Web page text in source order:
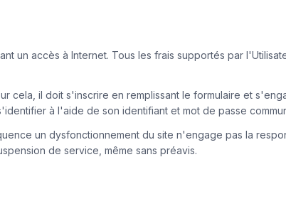
un accès à Internet. Tous les frais supportés par
cela, il doit s'inscrire en remplissant le formulaire et
à l'aide de son identifiant et mot de passe
un dysfonctionnement du site n'engage pas la
de service, même sans préavis.